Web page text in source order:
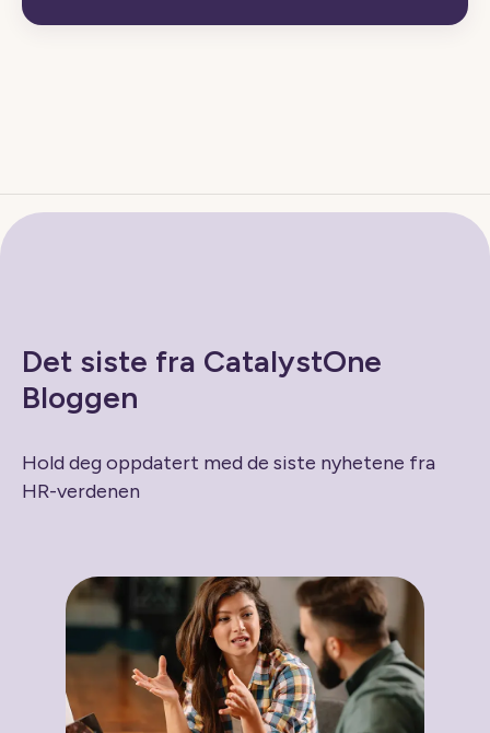
Det siste fra CatalystOne
Bloggen
Hold deg oppdatert med de siste nyhetene fra
HR-verdenen